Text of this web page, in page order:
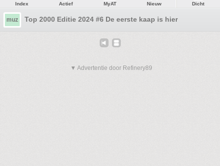
Index Actief MyAT Nieuw Dicht
muz Top 2000 Editie 2024 #6 De eerste kaap is hier
▼ Advertentie door Refinery89